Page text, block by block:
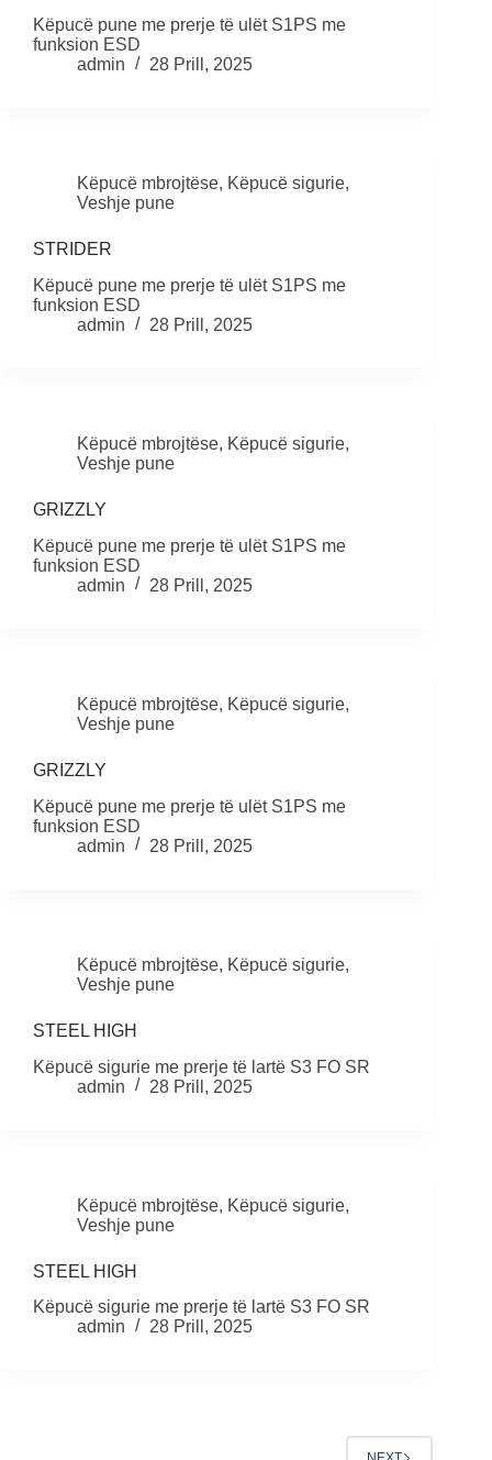
Këpucë pune me prerje të ulët S1PS me
funksion ESD
admin
28 Prill, 2025
Këpucë mbrojtëse, Këpucë sigurie,
Veshje pune
STRIDER
Këpucë pune me prerje të ulët S1PS me
funksion ESD
admin
28 Prill, 2025
Këpucë mbrojtëse, Këpucë sigurie,
Veshje pune
GRIZZLY
Këpucë pune me prerje të ulët S1PS me
funksion ESD
admin
28 Prill, 2025
Këpucë mbrojtëse, Këpucë sigurie,
Veshje pune
GRIZZLY
Këpucë pune me prerje të ulët S1PS me
funksion ESD
admin
28 Prill, 2025
Këpucë mbrojtëse, Këpucë sigurie,
Veshje pune
STEEL HIGH
Këpucë sigurie me prerje të lartë S3 FO SR
admin
28 Prill, 2025
Këpucë mbrojtëse, Këpucë sigurie,
Veshje pune
STEEL HIGH
Këpucë sigurie me prerje të lartë S3 FO SR
admin
28 Prill, 2025